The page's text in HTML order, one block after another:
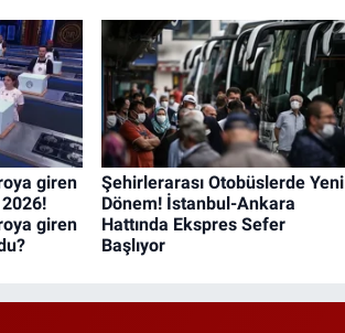
giren
giren
Şehirlerarası Otobüslerde Yeni
Dönem! İstanbul-Ankara
Hattında Ekspres Sefer
Başlıyor